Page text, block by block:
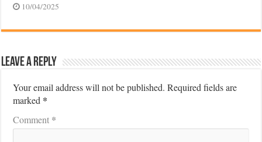
10/04/2025
Leave a Reply
Your email address will not be published. Required fields are
marked *
Comment *